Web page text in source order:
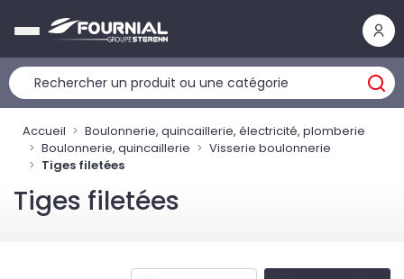
Accueil
Boulonnerie, quincaillerie, électricité, plomberie
Boulonnerie, quincaillerie
Visserie boulonnerie
Tiges filetées
Tiges filetées